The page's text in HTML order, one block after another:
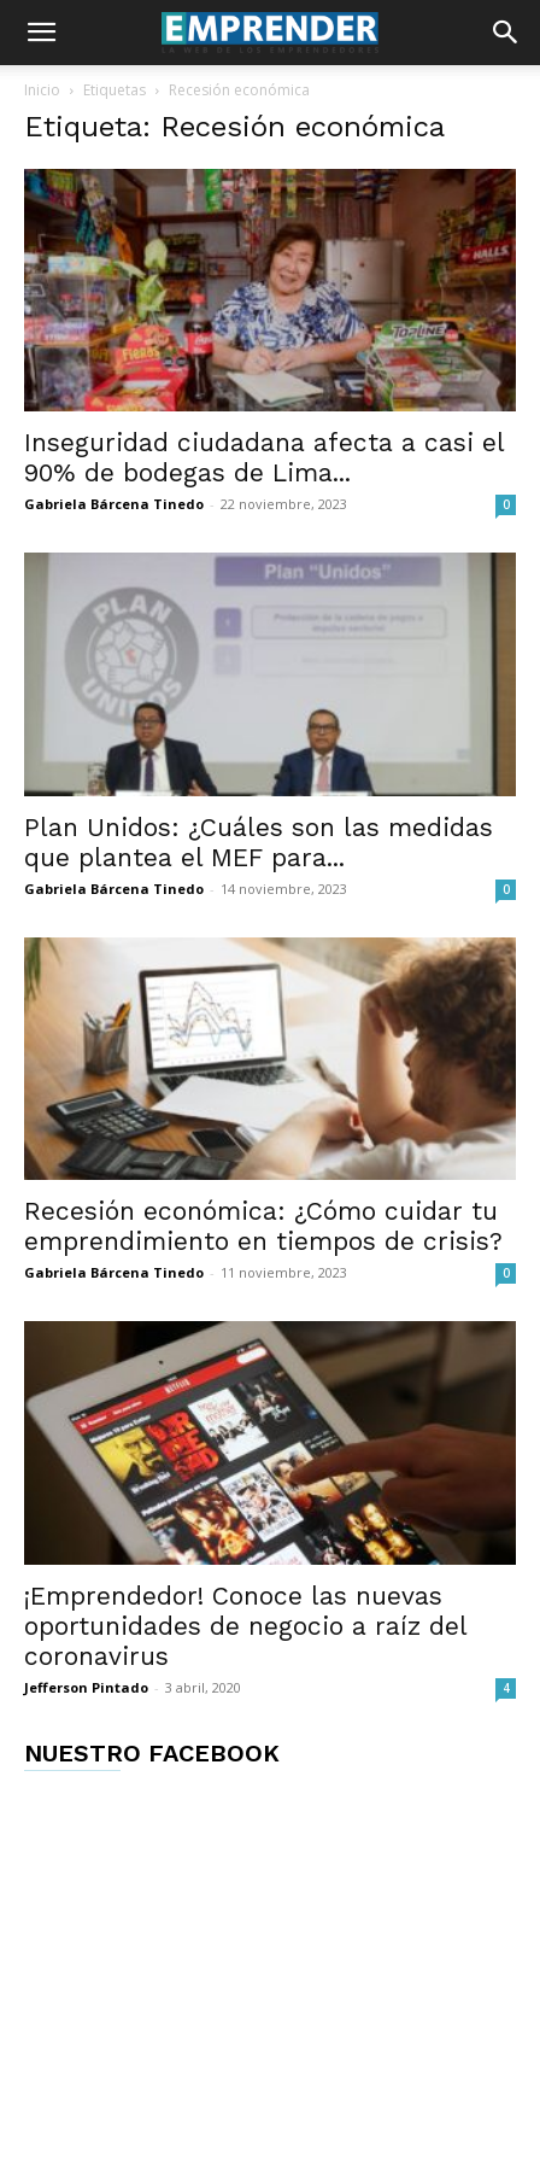
Inicio Etiquetas Recesión económica
Etiqueta: Recesión económica
Inseguridad ciudadana afecta a casi el
90% de bodegas de Lima...
Gabriela Bárcena Tinedo - 22 noviembre, 2023 0
Plan Unidos: ¿Cuáles son las medidas
que plantea el MEF para...
Gabriela Bárcena Tinedo - 14 noviembre, 2023 0
Recesión económica: ¿Cómo cuidar tu
emprendimiento en tiempos de crisis?
Gabriela Bárcena Tinedo - 11 noviembre, 2023 0
¡Emprendedor! Conoce las nuevas
oportunidades de negocio a raíz del
coronavirus
Jefferson Pintado - 3 abril, 2020 4
NUESTRO FACEBOOK